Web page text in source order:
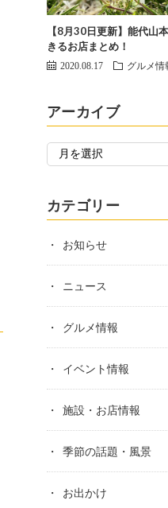
【8月30日更新】能代山
きるお店まとめ！
2020.08.17 グルメ情
アーカイブ
カテゴリー
お知らせ
ニュース
グルメ情報
イベント情報
施設・お店情報
季節の話題・風景
お出かけ